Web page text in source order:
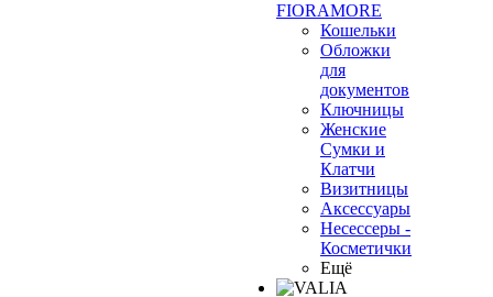
FIORAMORE
Кошельки
Обложки
для
документов
Ключницы
Женские
Сумки и
Клатчи
Визитницы
Аксессуары
Несессеры -
Косметички
Ещё